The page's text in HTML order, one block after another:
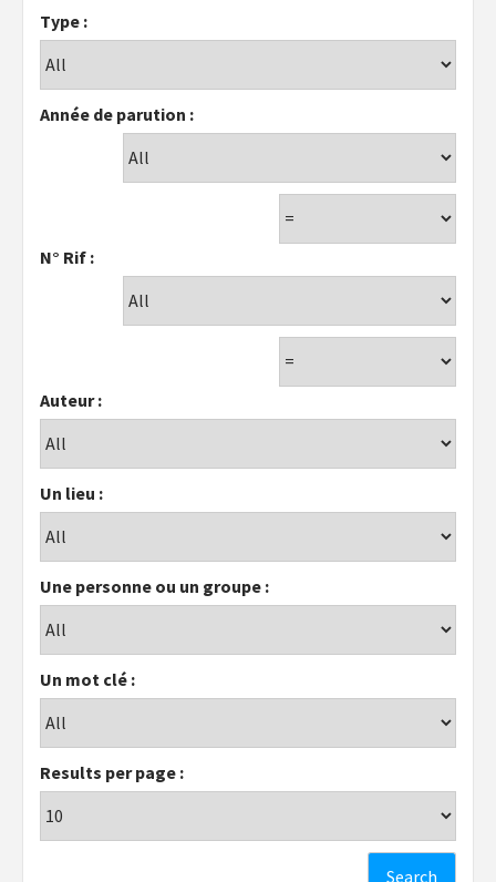
Type :
Année de parution :
N° Rif :
Auteur :
Un lieu :
Une personne ou un groupe :
Un mot clé :
Results per page :